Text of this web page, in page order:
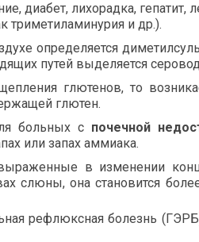
диабет, лихорадка, гепатит,
триметиламинурия и др.).
определяется
путей выделяется
глютенов, то
глютен.
больных с почечной
или запах аммиака.
в изменении
слюны, она становится
рефлюксная болезнь